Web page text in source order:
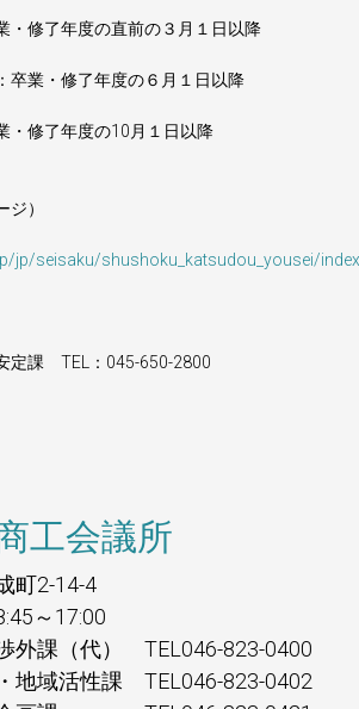
・修了年度の直前の３月１日以降
卒業・修了年度の６月１日以降
・修了年度の10月１日以降
ジ）
jp/seisaku/shushoku_katsudou_yousei/
定課 TEL：045-650-2800
工会議所
町2-14-4
～17:00
（代） TEL046-823-0400
活性課 TEL046-823-0402